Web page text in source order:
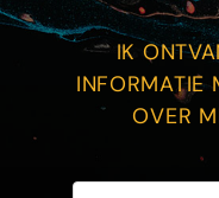
IK
INFORMATIE
OVER